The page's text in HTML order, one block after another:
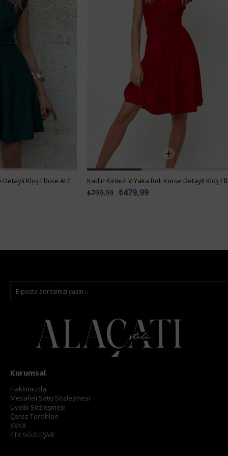
Kadın Yeşil V Yaka Beli Korse Detaylı Kloş Elbise ALC-X12153
₺479,99
₺799,99
Kurumsal
Hakkımızda
Mesafeli Satış Sözleşmesi
Üyelik Sözleşmesi
Çerez Tercihleri
KVKK
ETK SÖZLEŞME